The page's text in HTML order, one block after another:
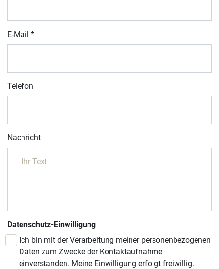
E-Mail *
Telefon
Nachricht
Datenschutz-Einwilligung
Ich bin mit der Verarbeitung meiner personenbezogenen
Daten zum Zwecke der Kontaktaufnahme
einverstanden. Meine Einwilligung erfolgt freiwillig.